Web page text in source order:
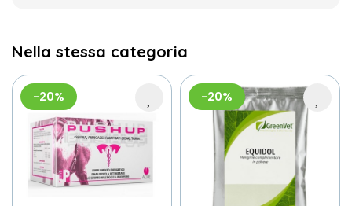
Nella stessa categoria
-20% -20%